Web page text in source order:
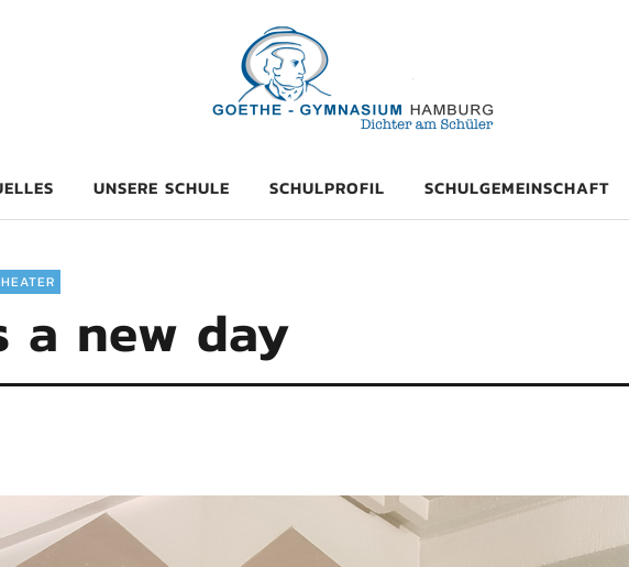
Hamburg
UNSERE SCHULE SCHULPROFIL SCHULGEMEINSCHAFT
a new day